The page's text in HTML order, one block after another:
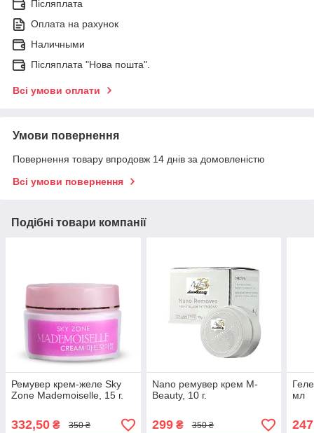
Післяплата
Оплата на рахунок
Наличными
Післяплата "Нова пошта".
Всі умови оплати
Умови повернення
Повернення товару впродовж 14 днів за домовленістю
Всі умови повернення
Подібні товари компанії
Ремувер крем-желе Sky
Zone Mademoiselle, 15 г.
332,50 ₴ 350 ₴
Nano ремувер крем M-
Beauty, 10 г.
299₴ 350 ₴
мл
247